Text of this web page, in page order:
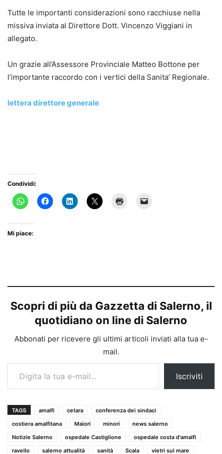
Tutte le importanti considerazioni sono racchiuse nella
missiva inviata al Direttore Dott. Vincenzo Viggiani in
allegato.
Un grazie all’Assessore Provinciale Matteo Bottone per
l’importante raccordo con i vertici della Sanita’ Regionale.
lettera direttore generale
Condividi:
Mi piace:
Scopri di più da Gazzetta di Salerno, il
quotidiano on line di Salerno
Abbonati per ricevere gli ultimi articoli inviati alla tua e-
mail.
Digita la tua e-mail...
Iscriviti
TAGS amalfi cetara
conferenza dei sindaci
costiera amalfitana
Maiori minori
news salerno
Notizie Salerno
ospedale Castiglione
ospedale costa d'amalfi
ravello
salerno attualità sanità Scala vietri sul mare